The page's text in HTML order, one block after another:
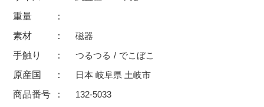
調理雑器
価格
重量
素材
磁器
手触り
つるつる
でこぼこ
原産国
日本 岐阜県 土岐市
商品番号
132-5033